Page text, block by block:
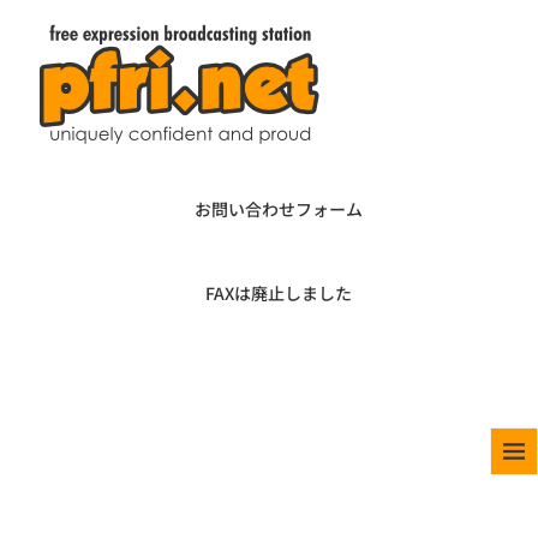
お問い合わせフォーム
FAXは廃止しました